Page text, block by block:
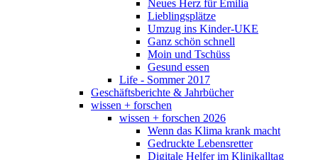
Neues Herz für Emilia
Lieblingsplätze
Umzug ins Kinder-UKE
Ganz schön schnell
Moin und Tschüss
Gesund essen
Life - Sommer 2017
Geschäftsberichte & Jahrbücher
wissen + forschen
wissen + forschen 2026
Wenn das Klima krank macht
Gedruckte Lebensretter
Digitale Helfer im Klinikalltag